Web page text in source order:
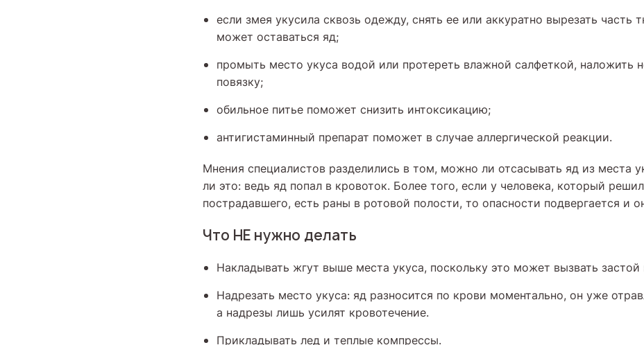
если змея укусила сквозь одежду, снять ее или аккуратно вырезать часть
может оставаться яд;
промыть место укуса водой или протереть влажной салфеткой, наложить
повязку;
обильное питье поможет снизить интоксикацию;
антигистаминный препарат поможет в случае аллергической реакции.
Мнения специалистов разделились в том, можно ли отсасывать яд из места
ли это: ведь яд попал в кровоток. Более того, если у человека, который
пострадавшего, есть раны в ротовой полости, то опасности подвергается и
Что НЕ нужно делать
Накладывать жгут выше места укуса, поскольку это может вызвать застой
Надрезать место укуса: яд разносится по крови моментально, он уже
а надрезы лишь усилят кровотечение.
Прикладывать лед и теплые компрессы.